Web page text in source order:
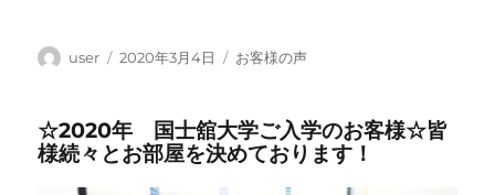
投
user
投
2020年3月4日
カ
リ
ー
お客様の声
☆2020年 国士舘大学ご入学のお客様☆皆
様続々とお部屋を決めております！